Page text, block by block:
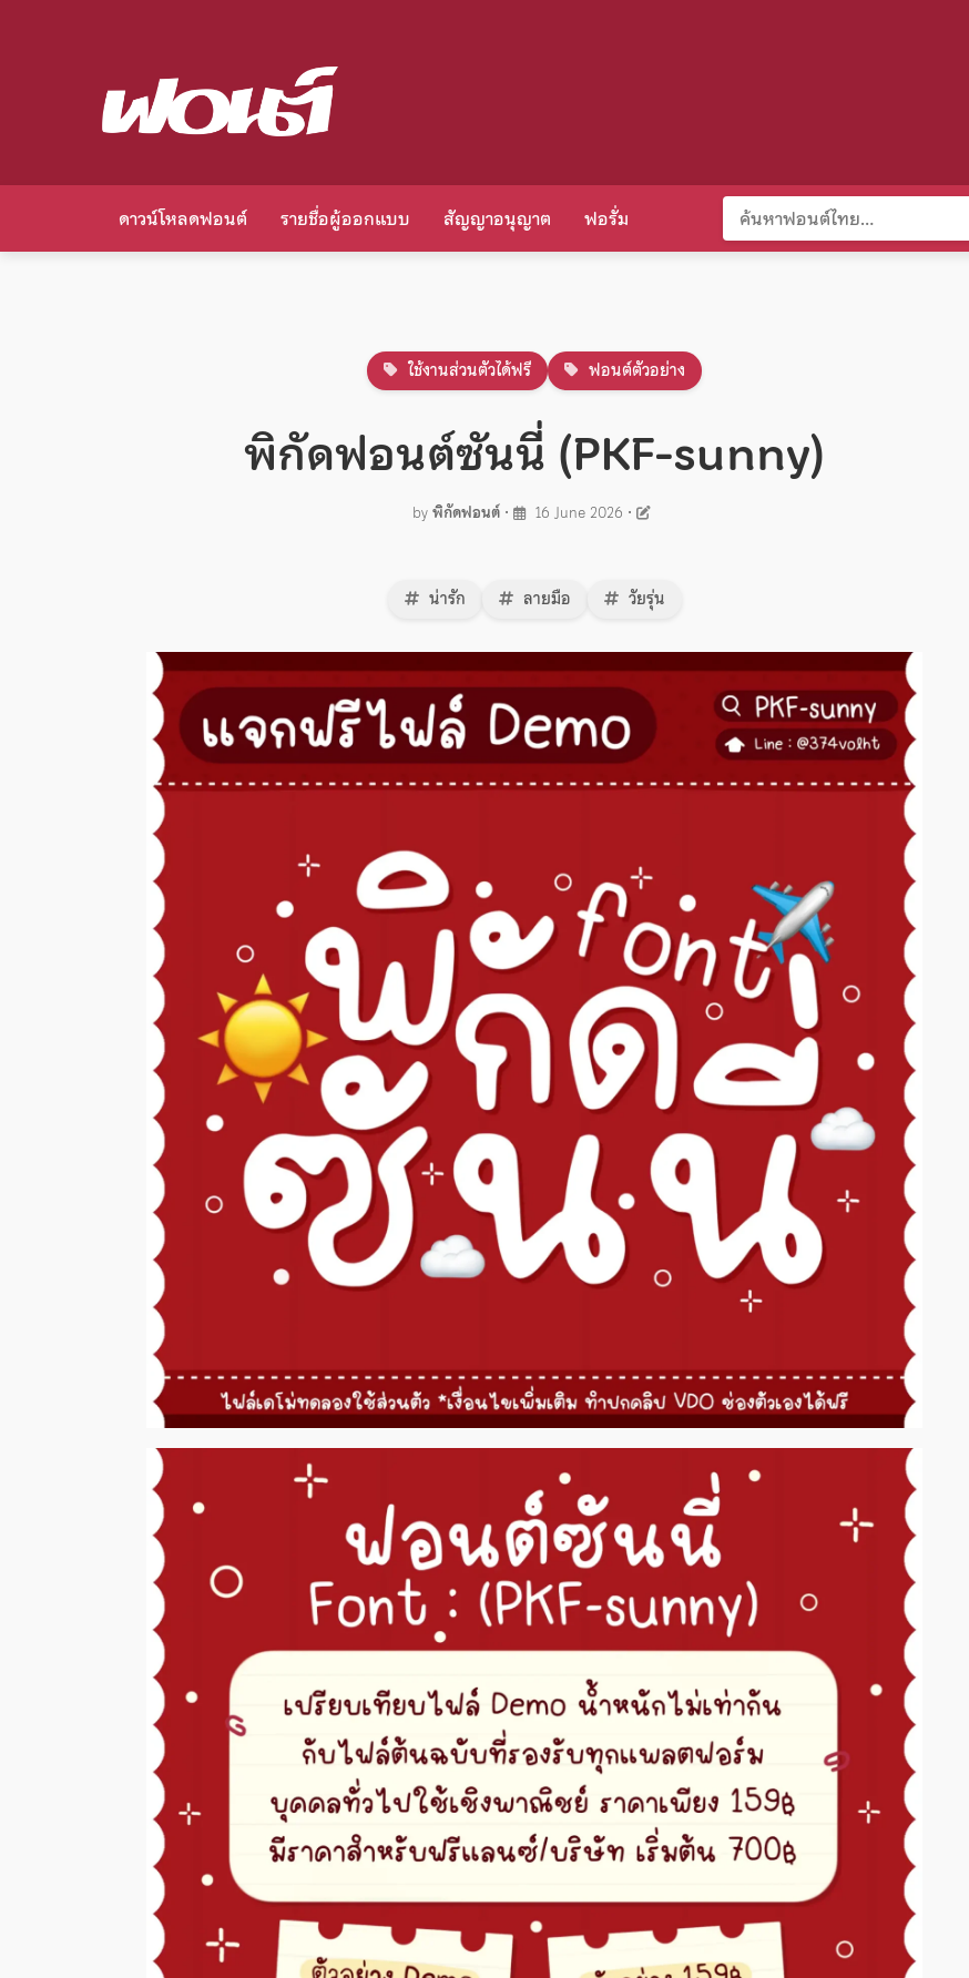
ดาวน์โหลดฟอนต์ รายชื่อผู้ออกแบบ สัญญาอนุญาต ฟอรั่ม
ใช้งานส่วนตัวได้ฟรี ฟอนต์ตัวอย่าง
พิกัดฟอนต์ซันนี่ (PKF-sunny)
byพิกัดฟอนต์ • 16 June 2026 •
น่ารัก ลายมือ วัยรุ่น